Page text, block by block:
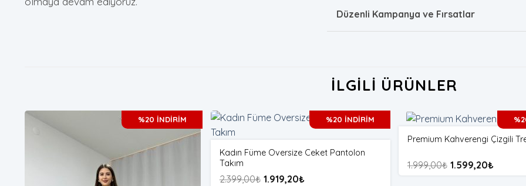
Düzenli Kampanya ve Fırsatlar
İLGILI ÜRÜNLER
%20 İNDİRİM %20 İNDİRİM
Kadın Füme Oversize Ceket Pantolon
Takım
2.399,00₺ 1.919,20₺
Premium Kahverengi Çizgili
1.999,00₺ 1.599,20₺